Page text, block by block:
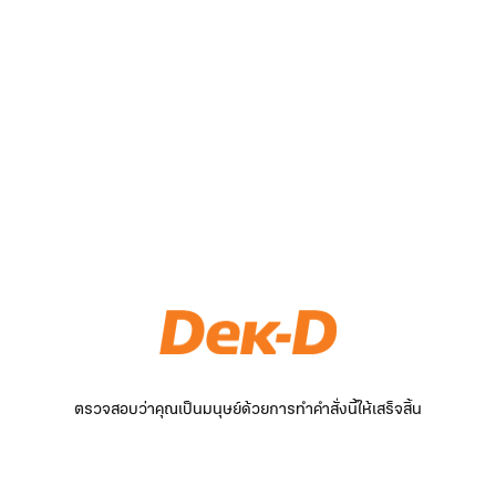
ตรวจสอบว่าคุณเป็นมนุษย์ด้วยการทำคำสั่งนี้ให้เสร็จสิ้น